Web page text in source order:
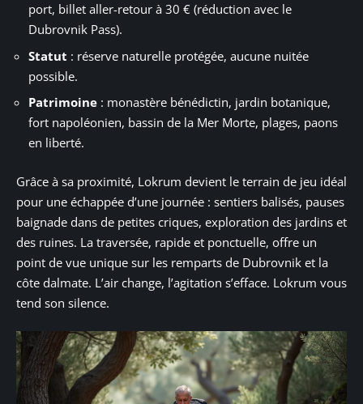
port, billet aller-retour à 30 € (réduction avec le
Dubrovnik Pass).
Statut : réserve naturelle protégée, aucune nuitée
possible.
Patrimoine : monastère bénédictin, jardin botanique,
fort napoléonien, bassin de la Mer Morte, plages, paons
en liberté.
Grâce à sa proximité, Lokrum devient le terrain de jeu idéal
pour une échappée d’une journée : sentiers balisés, pauses
baignade dans de petites criques, exploration des jardins et
des ruines. La traversée, rapide et ponctuelle, offre un
point de vue unique sur les remparts de Dubrovnik et la
côte dalmate. L’air change, l’agitation s’efface. Lokrum vous
tend son silence.